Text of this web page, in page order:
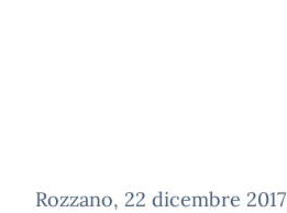
Rozzano, 22 dicembre 2017